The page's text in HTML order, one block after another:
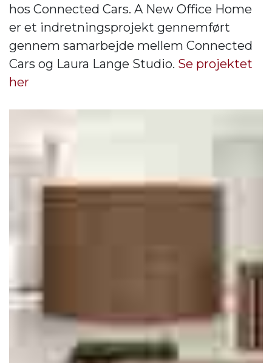
hos Connected Cars. A New Office Home
er et indretningsprojekt gennemført
gennem samarbejde mellem Connected
Cars og Laura Lange Studio. Se projektet
her